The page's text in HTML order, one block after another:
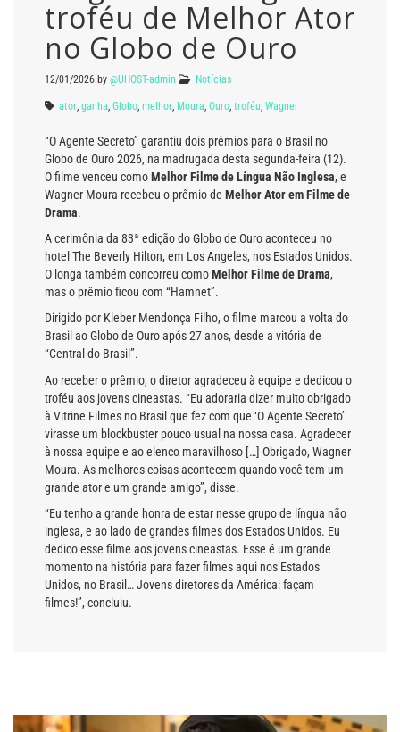
troféu de Melhor Ator
no Globo de Ouro
12/01/2026 by @UHOST-admin Notícias
ator ganha Globo melhor Moura Ouro troféu Wagner
“O Agente Secreto” garantiu dois prêmios para o Brasil no
Globo de Ouro 2026, na madrugada desta segunda-feira (12).
O filme venceu comoMelhor Filme de Língua Não Inglesa, e
Wagner Moura recebeu o prêmio de Melhor Ator em Filme de
Drama.
A cerimônia da 83ª edição do Globo de Ouro aconteceu no
hotel The Beverly Hilton, em Los Angeles, nos Estados Unidos.
O longa também concorreu comoMelhor Filme de Drama,
mas o prêmio ficou com “Hamnet”.
Dirigido por Kleber Mendonça Filho, o filme marcou a volta do
Brasil ao Globo de Ouro após 27 anos, desde a vitória de
“Central do Brasil”.
Ao receber o prêmio, o diretor agradeceu à equipe e dedicou o
troféu aos jovens cineastas. “Eu adoraria dizer muito obrigado
à Vitrine Filmes no Brasil que fez com que ‘O Agente Secreto’
virasse um blockbuster pouco usual na nossa casa. Agradecer
à nossa equipe e ao elenco maravilhoso […] Obrigado, Wagner
Moura. As melhores coisas acontecem quando você tem um
grande ator e um grande amigo”, disse.
“Eu tenho a grande honra de estar nesse grupo de língua não
inglesa, e ao lado de grandes filmes dos Estados Unidos. Eu
dedico esse filme aos jovens cineastas. Esse é um grande
momento na história para fazer filmes aqui nos Estados
Unidos, no Brasil… Jovens diretores da América: façam
filmes!”, concluiu.